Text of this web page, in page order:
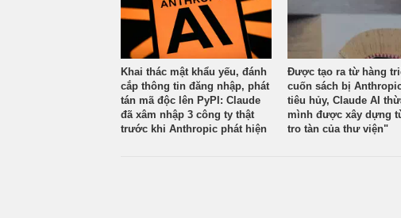
Khai thác mật khẩu yếu, đánh
cắp thông tin đăng nhập, phát
tán mã độc lên PyPI: Claude
đã xâm nhập 3 công ty thật
trước khi Anthropic phát hiện
Được tạo ra từ hàng
cuốn sách bị
tiêu hủy, Claude AI
mình được xây dựng
tro tàn của thư viện"